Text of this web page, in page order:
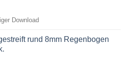
Download
rund 8mm Regenbogen